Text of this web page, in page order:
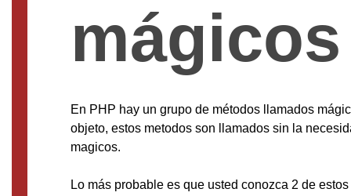
En PHP hay un grupo de métodos llamados
objeto, estos metodos son llamados sin la
magicos.
Lo más probable es que usted conozca 2 de